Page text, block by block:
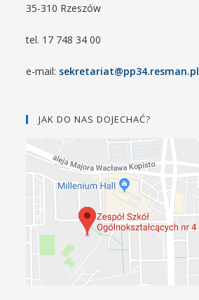
35-310 Rzeszów
tel. 17 748 34 00
e-mail: sekretariat@pp34.resman.pl
JAK DO NAS DOJECHAĆ?